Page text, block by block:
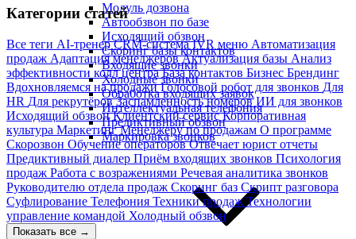
Модуль дозвона
Автообзвон по базе
Исходящий обзвон
Скоринг базы контактов
Входящие звонки
Холодные звонки
Обработка входящих заявок
Интеллектуальная телефония
Предиктивный обзвон
Маркировка звонков
Категории статей
Все теги AI-тренерCRM-системаIVR меню Автоматизация
продаж Адаптация менеджеровАктуализация базы Анализ
эффективности колл центраБаза контактов Бизнес Брендинг
Вдохновляемся на продажиГолосовой робот для звонков Для
HR Для рекрутёровЗаспамленность номеровИИ для звонков
Исходящий обзвонКлиентский сервисКорпоративная
культура МаркетингМенеджеру по продажам О программе
Скорозвон Обучение операторовОтвечает юрист отчеты
Предиктивный диалер Приём входящих звонков Психология
продаж Работа с возражениями Речевая аналитика звонков
Руководителю отдела продаж Скоринг баз Скрипт разговора
Суфлирование Телефония Техники продажТехнологии
управление командой Холодный обзвон
Показать все →